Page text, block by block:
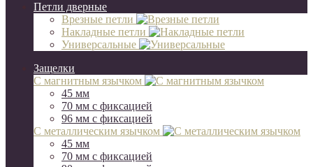
Петли дверные
Врезные петли
Накладные петли
Универсальные
Защелки
С магнитным язычком
45 мм
70 мм c фиксацией
96 мм с фиксацией
С металлическим язычком
45 мм
70 мм c фиксацией